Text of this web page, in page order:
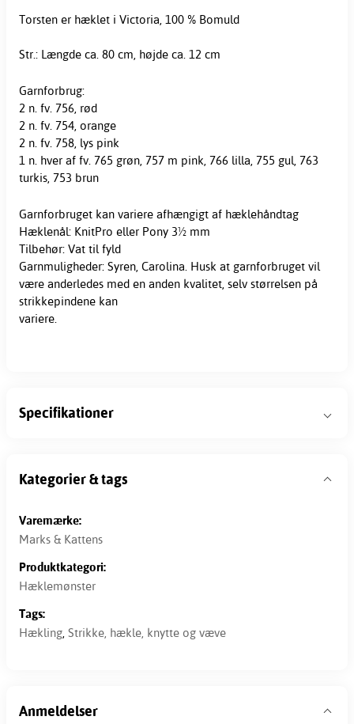
Torsten er hæklet i Victoria, 100 % Bomuld
Str.: Længde ca. 80 cm, højde ca. 12 cm
Garnforbrug:
2 n. fv. 756, rød
2 n. fv. 754, orange
2 n. fv. 758, lys pink
1 n. hver af fv. 765 grøn, 757 m pink, 766 lilla, 755 gul, 763
turkis, 753 brun
Garnforbruget kan variere afhængigt af hæklehåndtag
Hæklenål: KnitPro eller Pony 3½ mm
Tilbehør: Vat til fyld
Garnmuligheder: Syren, Carolina. Husk at garnforbruget vil
være anderledes med en anden kvalitet, selv størrelsen på
strikkepindene kan
variere.
Specifikationer
Kategorier & tags
Varemærke:
Marks & Kattens
Produktkategori:
Hæklemønster
Tags:
Hækling, Strikke, hækle, knytte og væve
Anmeldelser